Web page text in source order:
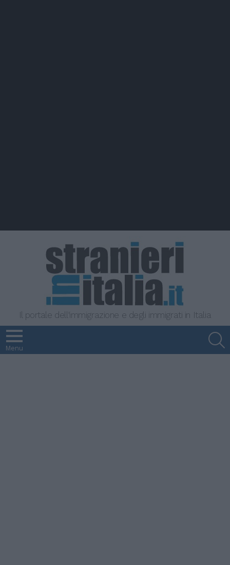
Il portale dell'immigrazione e degli immigrati in Italia
Menu